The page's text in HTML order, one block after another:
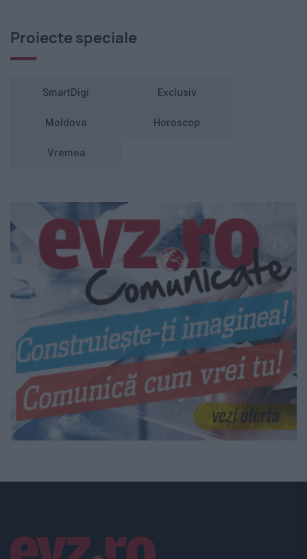
Proiecte speciale
SmartDigi Exclusiv
Moldova Horoscop
Vremea
Linkuri utile